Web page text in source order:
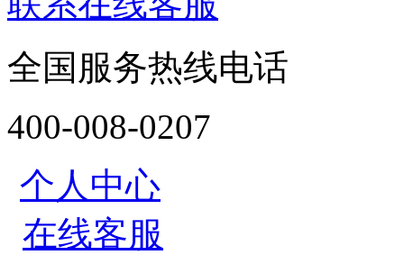
全国服务热线电话
400-008-0207
个人中心
在线客服